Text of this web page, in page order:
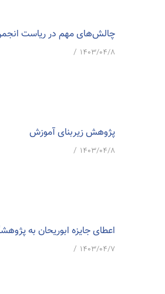
چالش‌های مهم در ریاست
۱۴۰۳/۰۴/۸ /
پژوهش زیربنای آموزش
۱۴۰۳/۰۴/۸ /
اعطای جایزه ابوریحان به
۱۴۰۳/۰۴/۷ /